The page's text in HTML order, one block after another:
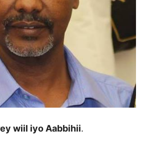
wiil iyo Aabbihii.